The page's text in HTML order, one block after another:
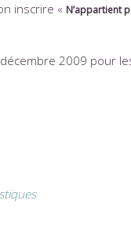
inscrire « N’appartient
2009 pour